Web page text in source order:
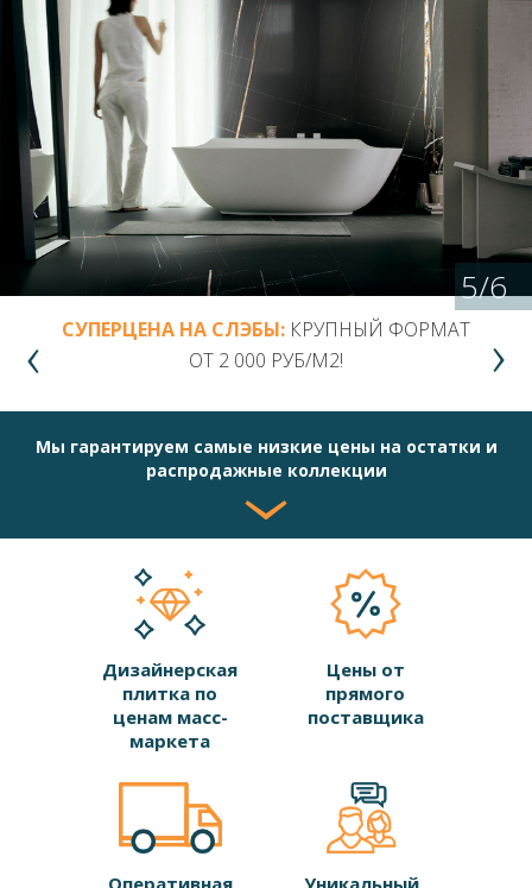
СУПЕРЦЕНА НА СЛЭБЫ: КРУПНЫЙ ФОРМАТ
ОТ 2 000 РУБ/М2!
5/6
Мы гарантируем самые низкие цены на остатки и
распродажные коллекции
Дизайнерская
плитка по
ценам масс-
маркета
Цены от
прямого
поставщика